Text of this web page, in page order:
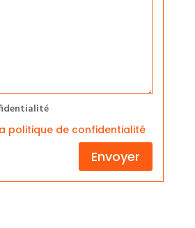
politique de confidentialité
Envoyer